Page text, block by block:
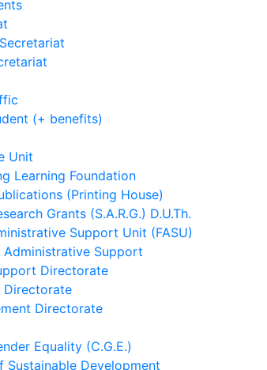
(+ benefits)
Unit
Learning Foundation
(Printing House)
Grants (S.A.R.G.) D.U.Th.
Support Unit (FASU)
Support
Directorate
Directorate
Directorate
Equality (C.G.E.)
Sustainable Development